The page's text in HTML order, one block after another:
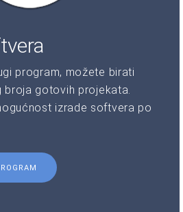
program, možete birati
broja gotovih projekata.
izrade softvera po